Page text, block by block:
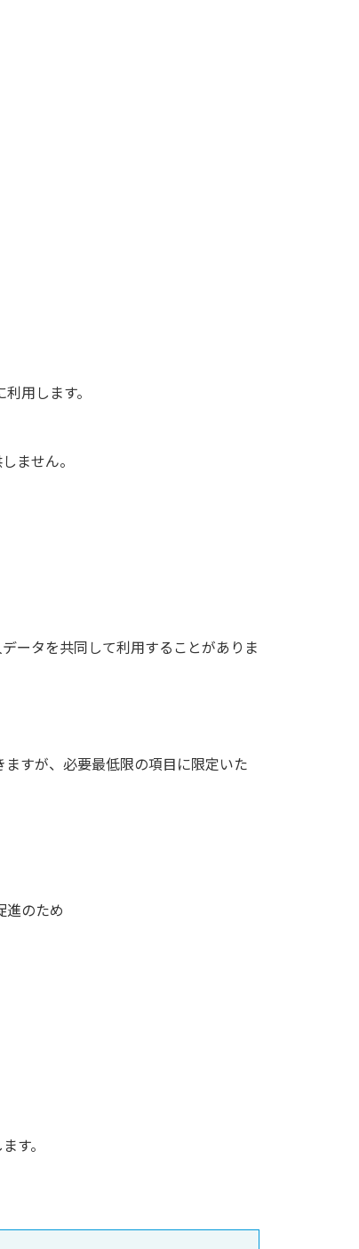
用します。
ません。
ータを共同して利用することがありま
すが、必要最低限の項目に限定いた
進のため
す。